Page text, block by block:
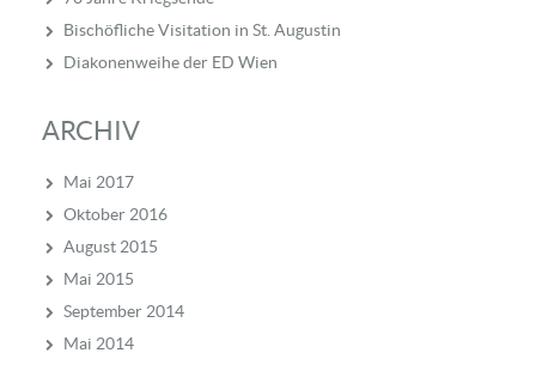
Bischöfliche Visitation in St. Augustin
Diakonenweihe der ED Wien
ARCHIV
Mai 2017
Oktober 2016
August 2015
Mai 2015
September 2014
Mai 2014